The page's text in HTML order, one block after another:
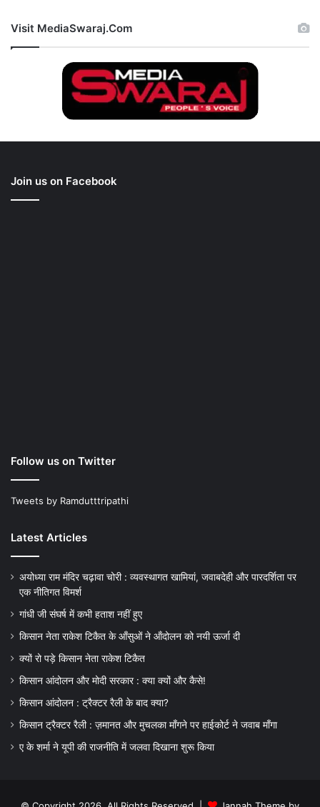
Visit MediaSwaraj.Com
Join us on Facebook
Follow us on Twitter
Tweets by Ramdutttripathi
Latest Articles
अयोध्या राम मंदिर चढ़ावा चोरी : व्यवस्थागत खामियां, जवाबदेही और पारदर्शिता पर
एक नीतिगत विमर्श
गांधी जी संघर्ष में कभी हताश नहीं हुए
किसान नेता राकेश टिकैत के आँसुओं ने ऑंदोलन को नयी ऊर्जा दी
क्यों रो पड़े किसान नेता राकेश टिकैत
किसान आंदोलन और मोदी सरकार : क्या क्यों और कैसे!
किसान आंदोलन : ट्रैक्टर रैली के बाद क्या?
किसान ट्रैक्टर रैली : ज़मानत और मुचलका माँगने पर हाईकोर्ट ने जवाब माँगा
ए के शर्मा ने यूपी की राजनीति में जलवा दिखाना शुरू किया